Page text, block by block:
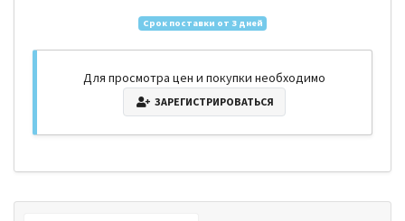
Срок поставки от 3 дней
Для просмотра цен и покупки необходимо
ЗАРЕГИСТРИРОВАТЬСЯ